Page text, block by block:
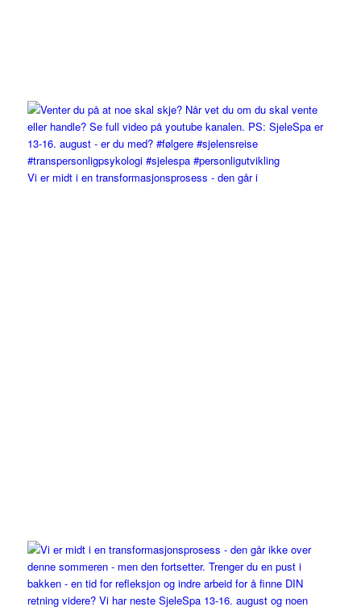
Vi er midt i en transformasjonsprosess - den går i